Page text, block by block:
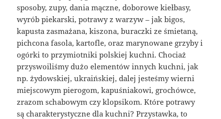
sposoby, zupy, dania mączne, doborowe kiełbasy,
wyrób piekarski, potrawy z warzyw – jak bigos,
kapusta zasmażana, kiszona, buraczki ze śmietaną,
pichcona fasola, kartofle, oraz marynowane grzyby i
ogórki to przymiotniki polskiej kuchni. Chociaż
przyswoiliśmy dużo elementów innych kuchni, jak
np. żydowskiej, ukraińskiej, dalej jesteśmy wierni
miejscowym pierogom, kapuśniakowi, grochówce,
zrazom schabowym czy klopsikom. Które potrawy
są charakterystyczne dla kuchni? Przystawka, to